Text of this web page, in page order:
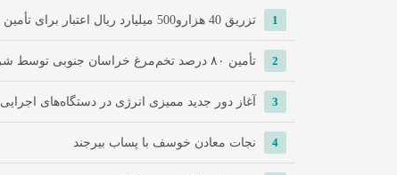
1 تزریق 40 هزارو500 میلیارد ریال اعتبار برای تأمین مسکن در خراسان ...
2 تأمین ۸۰ درصد تخم‌مرغ خراسان جنوبی توسط شرکت تعاونی سپید ماکیان ...
3 آغاز دور جدید ممیزی انرژی در دستگاه‌های اجرایی
4 نجات معادن خوسف با پساب بیرجند